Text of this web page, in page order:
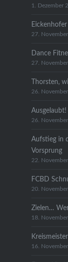
1. Dezember
27.
Dance
27.
Thorsten,
26.
Ausgelaubt!
26.
Aufstieg in
Vorsprung
22.
FCBD
20.
Zielen…
18.
16.